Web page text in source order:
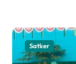
Satker